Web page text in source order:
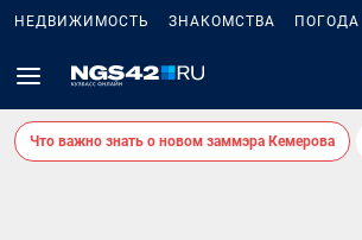
НЕДВИЖИМОСТЬ ЗНАКОМСТВА ПОГОДА
Что важно знать о новом заммэра Кемерова